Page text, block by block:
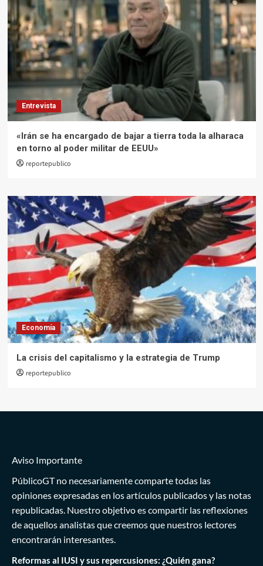
Entrevista
«Irán se ha encargado de bajar a tierra toda la alharaca
en torno al poder militar de EEUU»
reportepublico
Economía
La crisis del capitalismo y la estrategia de Trump
reportepublico
Aviso Importante
PúblicoGT no necesariamente comparte todas las
opiniones expresadas en los artículos publicados y las notas
republicadas. Nuestro objetivo es compartir las reflexiones
de aquellos analistas que creemos que nuestros lectores
encontrarán interesantes.
Reformas al IUSI y sus repercusiones: ¿Quién gana?